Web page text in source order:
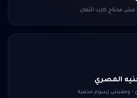
محتاج كارت ائتمان
المصري
- ومفيش رسوم مخفية